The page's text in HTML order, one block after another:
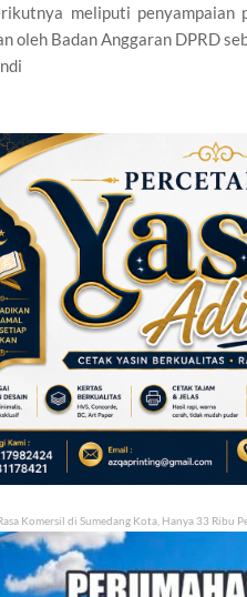
meliputi penyampaian
oleh Badan Anggaran DPRD
Komersil di Sumedang Kota, Hanya 33 Ribu